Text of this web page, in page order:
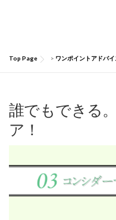
お買い物ガイド
Top Page > ワンポイントアドバイ
誰でもできる
ア！